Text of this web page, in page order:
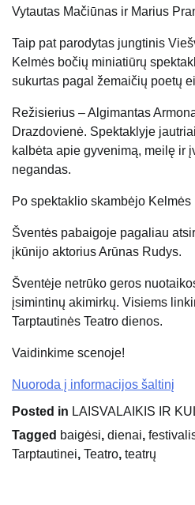
Vytautas Mačiūnas ir Marius
Taip pat parodytas jungtinis
Kelmės bočių miniatiūrų
sukurtas pagal žemaičių poetų
Režisierius – Algimantas
Drazdovienė. Spektaklyje
kalbėta apie gyvenimą, meilę ir
negandas.
Po spektaklio skambėjo
Šventės pabaigoje pagaliau
įkūnijo aktorius Arūnas Rudys.
Šventėje netrūko geros
įsimintinų akimirkų. Visiems
Tarptautinės Teatro dienos.
Vaidinkime scenoje!
Nuoroda į informacijos šaltinį
Posted in LAISVALAIKIS IR
Tagged baigėsi, dienai,
Tarptautinei, Teatro, teatrų